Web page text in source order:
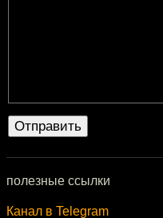
полезные ссылки
Канал в Telegram